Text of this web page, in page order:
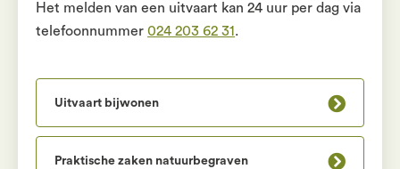
Het melden van een uitvaart kan 24 uur per dag via
telefoonnummer 024 203 62 31 .
Uitvaart bijwonen
Praktische zaken natuurbegraven